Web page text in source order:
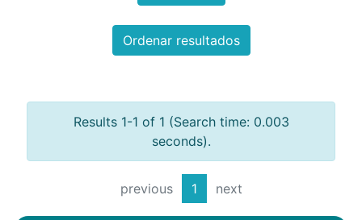
Ordenar resultados
Results 1-1 of 1 (Search time: 0.003
seconds).
previous 1 next